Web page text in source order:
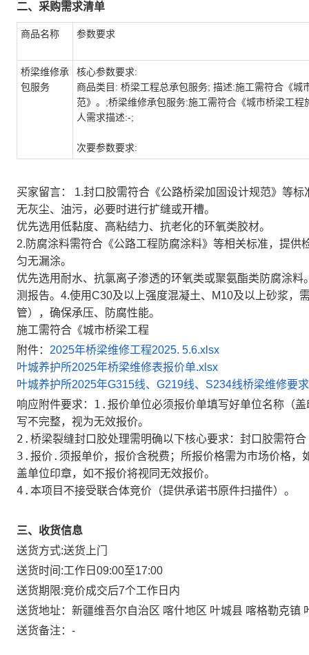
二、采购需求清单
商品名称 参数要求
桥梁维修承
包服务
核心参数要求:
商品类目: 桥梁工程总承包服务; 描述:施工需符合《城
范》。;桥梁维修承包服务:施工需符合《城市桥梁工程
人需求描述:-;
次要参数要求:
买家留言： 1.封口胶需符合《公路桥梁加固设计规范》等
无灰尘、油污，必要时进行扩缝或开槽。
优先选用低黏度、高粘结力、抗老化的环氧类胶材。
2.防腐涂料需符合《公路工程防腐涂料》等相关标准，提
匀无漏涂。
优先选用耐水、抗氯离子渗透的环氧类或聚氨酯类防腐涂
测报告。4.使用C30及以上强度混凝土、M10及以上砂浆，
管），确保承压、防腐性能。
施工需符合《城市桥梁工程
附件： 2025年桥梁维修工程2025. 5.6.xlsx
叶城养护所2025年桥梁维修表报价单.xlsx
叶城养护所2025年G315线、G219线、S234线桥梁维修要
响应附件要求：1.报价单位必须报价单填写好单位名称（
写不完整，视为无效报价。
2.桥梁裂缝封口胶处理需明确以下核心要求：封口胶需符
3.报价.须报单价，报价含税费；所报价格需为市场价格，
盖单位印章，如不报价将视同无效报价。
4.本项目不接受联合体竞价（提供承诺书原件扫描件）。
三、收货信息
送货方式:送货上门
送货时间:工作日09:00至17:00
送货期限:竞价成交后7个工作日内
送货地址： 新疆维吾尔自治区 喀什地区 叶城县 喀格勒克镇
送货备注： -